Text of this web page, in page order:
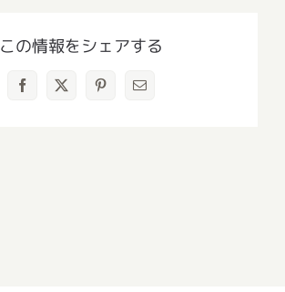
この情報をシェアする
Facebook
X Pinterest
電